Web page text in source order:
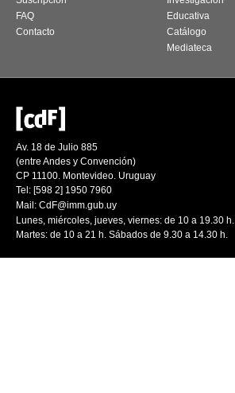
FAQ
Contacto
Educativa
Catálogo
Mediateca
Av. 18 de Julio 885
(entre Andes y Convención)
CP 11100. Montevideo. Uruguay
Tel: [598 2] 1950 7960
Mail: CdF@imm.gub.uy
Lunes, miércoles, jueves, viernes: de 10 a 19.30 h.
Martes: de 10 a 21 h. Sábados de 9.30 a 14.30 h.